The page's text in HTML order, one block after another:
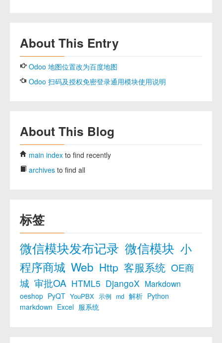
About This Entry
Odoo 地图位置改为百度地图
Odoo 扫码及授权免密登录通用模块使用说明
About This Blog
main index to find recently
archives to find all
标签
微信模块发布记录 微信模块 小
程序商城 Web Http 客服系统 OE商
城 审批OA HTML5 DjangoX Markdown
oeshop PyQT YouPBX 示例 md 解析 Python
markdown Excel 服系统